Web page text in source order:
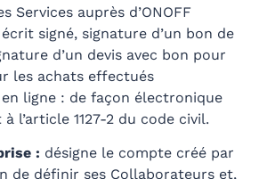
Services auprès d’ONOFF
écrit signé, signature d’un bon de
d’un devis avec bon pour
les achats effectués
ligne : de façon électronique
l’article 1127-2 du code civil.
: désigne le compte créé par
de définir ses Collaborateurs et,